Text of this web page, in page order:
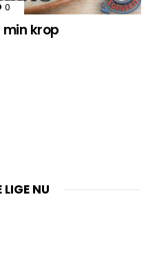
0 Comments
krop
NU